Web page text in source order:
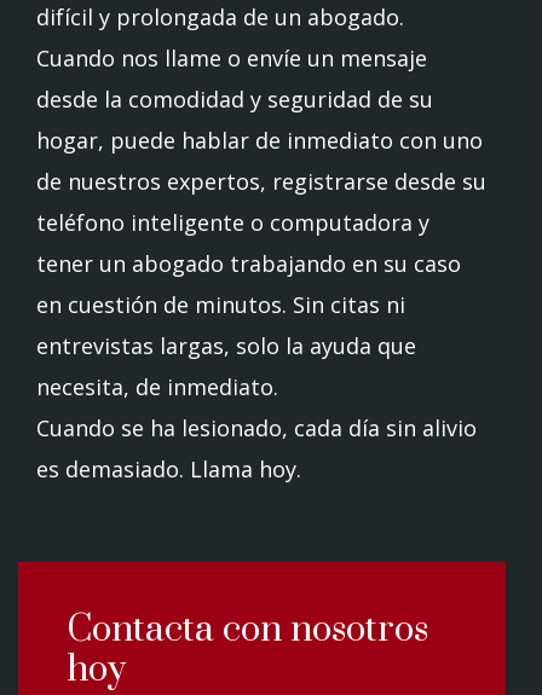
difícil y prolongada de un abogado.
Cuando nos llame o envíe un mensaje
desde la comodidad y seguridad de su
hogar, puede hablar de inmediato con uno
de nuestros expertos, registrarse desde su
teléfono inteligente o computadora y
tener un abogado trabajando en su caso
en cuestión de minutos. Sin citas ni
entrevistas largas, solo la ayuda que
necesita, de inmediato.
Cuando se ha lesionado, cada día sin alivio
es demasiado. Llama hoy.
Contacta con nosotros
hoy